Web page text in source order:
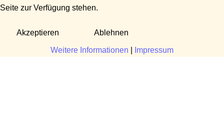
Seite zur Verfügung stehen.
Akzeptieren Ablehnen
Weitere Informationen Impressum